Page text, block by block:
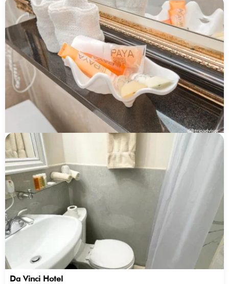
Da Vinci Hotel